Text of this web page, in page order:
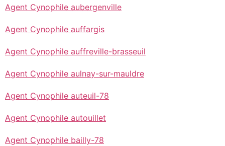
Agent Cynophile aubergenville
Agent Cynophile auffargis
Agent Cynophile auffreville-brasseuil
Agent Cynophile aulnay-sur-mauldre
Agent Cynophile auteuil-78
Agent Cynophile autouillet
Agent Cynophile bailly-78